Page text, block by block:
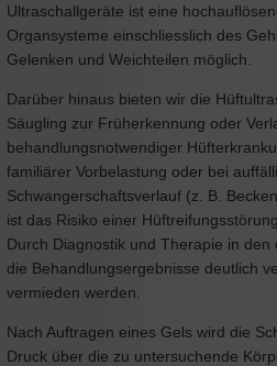
Ultraschallgeräte ist eine
Organsysteme einschliesslich des
Gelenken und Weichteilen möglich.
Darüber hinaus bieten wir die
Säugling zur Früherkennung oder
behandlungsnotwendiger
familiärer Vorbelastung oder bei
Schwangerschaftsverlauf (z. B.
ist das Risiko einer
Durch Diagnostik und Therapie in
die Behandlungsergebnisse deutlich
vermieden werden.
Nach Auftragen eines Gels wird die
Druck über die zu untersuchende